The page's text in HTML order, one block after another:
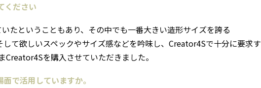
ください
たということもあり、その中でも一番大きい造形サイズを誇る
て欲しいスペックやサイズ感などを吟味し、Creator4Sで十分に要求す
を購入させていただきました。
で活用していますか。